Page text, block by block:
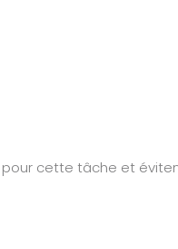
cette tâche et